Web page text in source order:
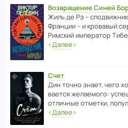
Возвращение Синей
Жиль де Рэ –
Франции – и кровавый
Римский импе­ратор
‹Далее›
Счет
Дин точно знает, чего
ва­ется жела­е­мого:
отли­чные отметки,
‹Далее›